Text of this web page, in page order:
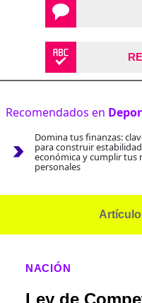
Recomendados en
Domina tus finanzas:
para construir estabilidad
económica y cumplir tus
personales
NACIÓN